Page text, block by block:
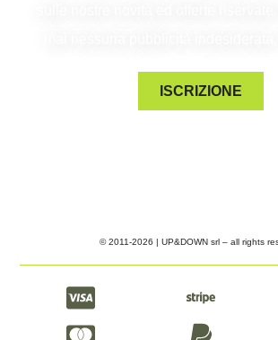
ISCRIZIONE
© 2011-2026 | UP&DOWN srl – all rights